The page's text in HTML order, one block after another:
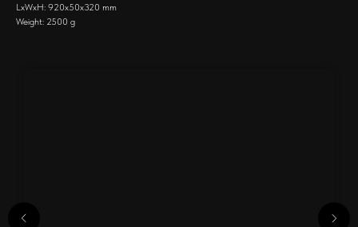
LxWxH: 920x50x320 mm
Weight: 2500 g